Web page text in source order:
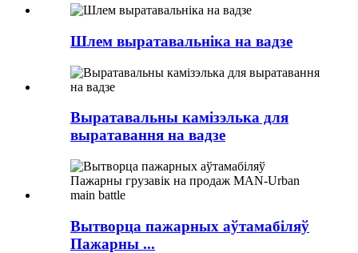
Шлем выратавальніка на вадзе
Выратавальны камізэлька для
выратавання на вадзе
Вытворца пажарных аўтамабіляў
Пажарны ...